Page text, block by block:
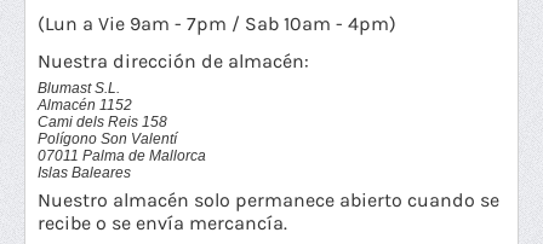
(Lun a Vie 9am - 7pm / Sab 10am - 4pm)
Nuestra dirección de almacén:
Blumast S.L.
Almacén 1152
Cami dels Reis 158
Polígono Son Valentí
07011 Palma de Mallorca
Islas Baleares
Nuestro almacén solo permanece abierto cuando se
recibe o se envía mercancía.